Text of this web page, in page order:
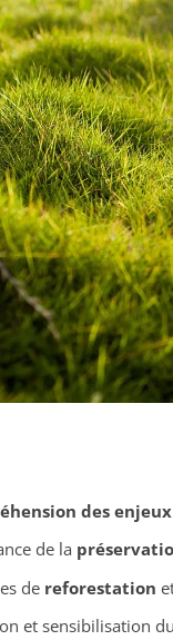
des enjeux
de la
de reforestation
et sensibilisation